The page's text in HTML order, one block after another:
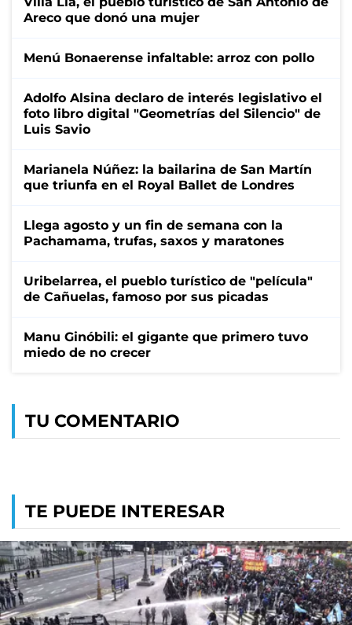
Areco que donó una mujer
Menú Bonaerense infaltable: arroz con pollo
Adolfo Alsina declaro de interés legislativo el
foto libro digital "Geometrías del Silencio" de
Luis Savio
Marianela Núñez: la bailarina de San Martín
que triunfa en el Royal Ballet de Londres
Llega agosto y un fin de semana con la
Pachamama, trufas, saxos y maratones
Uribelarrea, el pueblo turístico de "película"
de Cañuelas, famoso por sus picadas
Manu Ginóbili: el gigante que primero tuvo
miedo de no crecer
TU COMENTARIO
TE PUEDE INTERESAR